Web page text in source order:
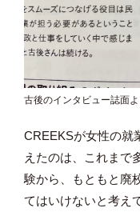
古後のインタビュー誌面よ
CREEKSが女性の就
えたのは、これまで
験から、もともと廃
てはいけないと考え